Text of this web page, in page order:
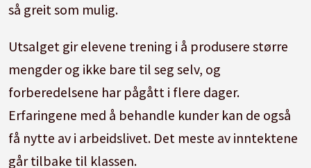
så greit som mulig.
Utsalget gir elevene trening i å produsere større
mengder og ikke bare til seg selv, og
forberedelsene har pågått i flere dager.
Erfaringene med å behandle kunder kan de også
få nytte av i arbeidslivet. Det meste av inntektene
går tilbake til klassen.